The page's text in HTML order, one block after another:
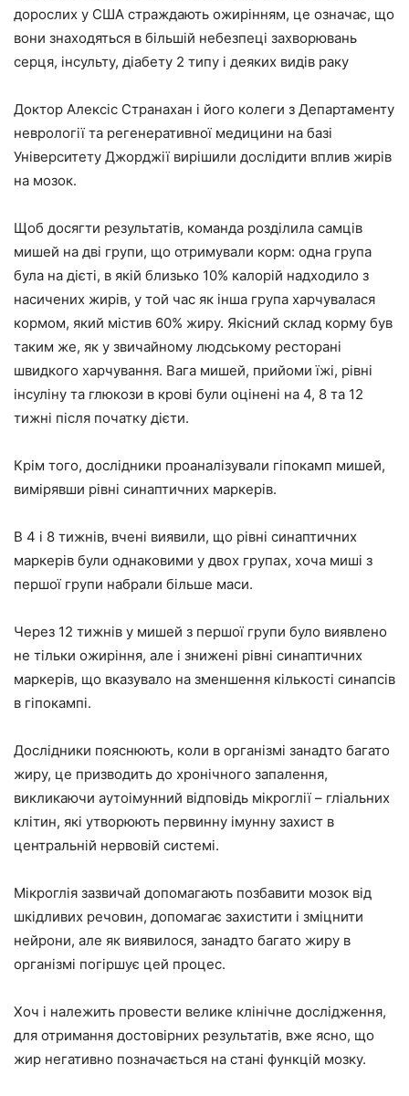
дорослих у США страждають ожирінням, це означає, що
вони знаходяться в більшій небезпеці захворювань
серця, інсульту, діабету 2 типу і деяких видів раку
Доктор Алексіс Странахан і його колеги з Департаменту
неврології та регенеративної медицини на базі
Університету Джорджії вирішили дослідити вплив жирів
на мозок.
Щоб досягти результатів, команда розділила самців
мишей на дві групи, що отримували корм: одна група
була на дієті, в якій близько 10% калорій надходило з
насичених жирів, у той час як інша група харчувалася
кормом, який містив 60% жиру. Якісний склад корму був
таким же, як у звичайному людському ресторані
швидкого харчування. Вага мишей, прийоми їжі, рівні
інсуліну та глюкози в крові були оцінені на 4, 8 та 12
тижні після початку дієти.
Крім того, дослідники проаналізували гіпокамп мишей,
вимірявши рівні синаптичних маркерів.
В 4 і 8 тижнів, вчені виявили, що рівні синаптичних
маркерів були однаковими у двох групах, хоча миші з
першої групи набрали більше маси.
Через 12 тижнів у мишей з першої групи було виявлено
не тільки ожиріння, але і знижені рівні синаптичних
маркерів, що вказувало на зменшення кількості синапсів
в гіпокампі.
Дослідники пояснюють, коли в організмі занадто багато
жиру, це призводить до хронічного запалення,
викликаючи аутоімунний відповідь мікроглії – гліальних
клітин, які утворюють первинну імунну захист в
центральній нервовій системі.
Мікроглія зазвичай допомагають позбавити мозок від
шкідливих речовин, допомагає захистити і зміцнити
нейрони, але як виявилося, занадто багато жиру в
організмі погіршує цей процес.
Хоч і належить провести велике клінічне дослідження,
для отримання достовірних результатів, вже ясно, що
жир негативно позначається на стані функцій мозку.